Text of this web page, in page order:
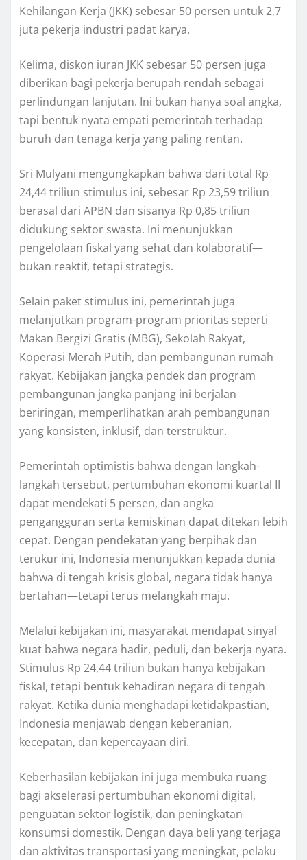
Kehilangan Kerja (JKK) sebesar 50 persen untuk 2,7
juta pekerja industri padat karya.
Kelima, diskon iuran JKK sebesar 50 persen juga
diberikan bagi pekerja berupah rendah sebagai
perlindungan lanjutan. Ini bukan hanya soal angka,
tapi bentuk nyata empati pemerintah terhadap
buruh dan tenaga kerja yang paling rentan.
Sri Mulyani mengungkapkan bahwa dari total Rp
24,44 triliun stimulus ini, sebesar Rp 23,59 triliun
berasal dari APBN dan sisanya Rp 0,85 triliun
didukung sektor swasta. Ini menunjukkan
pengelolaan fiskal yang sehat dan kolaboratif—
bukan reaktif, tetapi strategis.
Selain paket stimulus ini, pemerintah juga
melanjutkan program-program prioritas seperti
Makan Bergizi Gratis (MBG), Sekolah Rakyat,
Koperasi Merah Putih, dan pembangunan rumah
rakyat. Kebijakan jangka pendek dan program
pembangunan jangka panjang ini berjalan
beriringan, memperlihatkan arah pembangunan
yang konsisten, inklusif, dan terstruktur.
Pemerintah optimistis bahwa dengan langkah-
langkah tersebut, pertumbuhan ekonomi kuartal II
dapat mendekati 5 persen, dan angka
pengangguran serta kemiskinan dapat ditekan lebih
cepat. Dengan pendekatan yang berpihak dan
terukur ini, Indonesia menunjukkan kepada dunia
bahwa di tengah krisis global, negara tidak hanya
bertahan—tetapi terus melangkah maju.
Melalui kebijakan ini, masyarakat mendapat sinyal
kuat bahwa negara hadir, peduli, dan bekerja nyata.
Stimulus Rp 24,44 triliun bukan hanya kebijakan
fiskal, tetapi bentuk kehadiran negara di tengah
rakyat. Ketika dunia menghadapi ketidakpastian,
Indonesia menjawab dengan keberanian,
kecepatan, dan kepercayaan diri.
Keberhasilan kebijakan ini juga membuka ruang
bagi akselerasi pertumbuhan ekonomi digital,
penguatan sektor logistik, dan peningkatan
konsumsi domestik. Dengan daya beli yang terjaga
dan aktivitas transportasi yang meningkat, pelaku